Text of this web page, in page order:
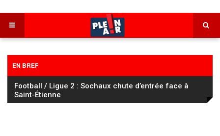
EN BREF
Tour de France Femmes : Vollering s’impose à Nice et
prend le maillot jaune